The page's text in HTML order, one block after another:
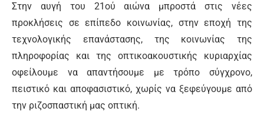
Στην αυγή του 21ού αιώνα μπροστά στις νέες
προκλήσεις σε επίπεδο κοινωνίας, στην εποχή της
τεχνολογικής επανάστασης, της κοινωνίας της
πληροφορίας και της οπτικοακουστικής κυριαρχίας
οφείλουμε να απαντήσουμε με τρόπο σύγχρονο,
πειστικό και αποφασιστικό, χωρίς να ξεφεύγουμε από
την ριζοσπαστική μας οπτική.